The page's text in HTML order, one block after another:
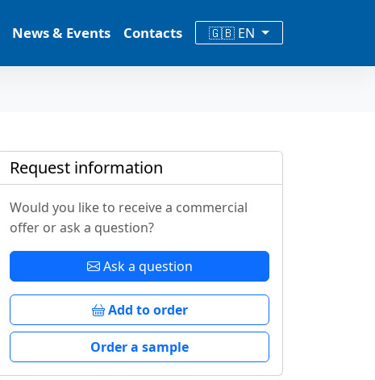
News & Events Contacts 🇬🇧 EN
Request information
Would you like to receive a commercial
offer or ask a question?
Ask a question
Add to order
Order a sample